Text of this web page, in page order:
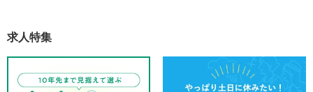
求人特集